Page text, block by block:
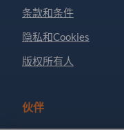
条款和条件
隐私和Cookies
版权所有人
伙伴